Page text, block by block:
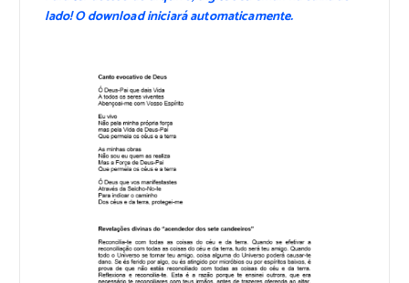
lado! O download iniciará automaticamente.